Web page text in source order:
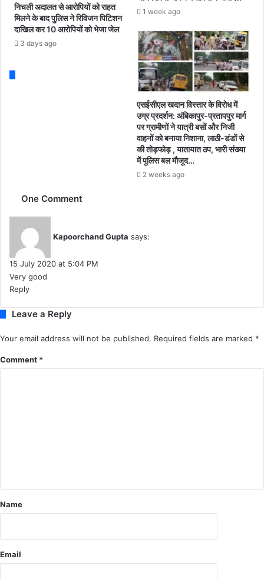
नो
य
र
ख
ते
स
अ
धि
निचली अदालत से आरोपियों को राहत
मिलने के बाद पुलिस ने रिविजन पिटिशन
दाखिल कर 10 आरोपियों को भेजा जेल
3 days ago
1 week ago
एसईसीएल खदान विस्तार के विरोध में
उग्र प्रदर्शन: अंबिकापुर-प्रतापपुर मार्ग
पर ग्रामीणों ने यात्री बसों और निजी
वाहनों को बनाया निशाना, लाठी-डंडों से
की तोड़फोड़ , यातायात ठप, भारी संख्या
में पुलिस बल मौजूद…
2 weeks ago
One Comment
Kapoorchand Gupta says:
15 July 2020 at 5:04 PM
Very good
Reply
Leave a Reply
Your email address will not be published. Required fields are marked *
Comment *
Name
Email